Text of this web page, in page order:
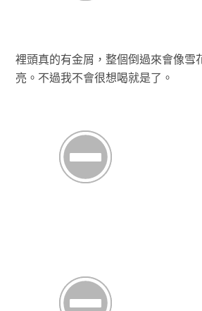
裡頭真的有金屑，整個倒過來會像雪
亮。不過我不會很想喝就是了。